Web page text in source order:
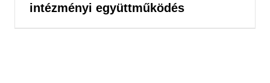
intézményi együttműködés